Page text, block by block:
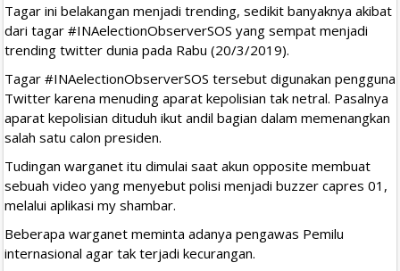
Tagar ini belakangan menjadi trending, sedikit banyaknya akibat
dari tagar #INAelectionObserverSOS yang sempat menjadi
trending twitter dunia pada Rabu (20/3/2019).
Tagar #INAelectionObserverSOS tersebut digunakan pengguna
Twitter karena menuding aparat kepolisian tak netral. Pasalnya
aparat kepolisian dituduh ikut andil bagian dalam memenangkan
salah satu calon presiden.
Tudingan warganet itu dimulai saat akun opposite membuat
sebuah video yang menyebut polisi menjadi buzzer capres 01,
melalui aplikasi my shambar.
Beberapa warganet meminta adanya pengawas Pemilu
internasional agar tak terjadi kecurangan.